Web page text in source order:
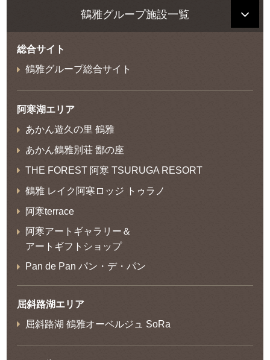
鶴雅グループ施設一覧
総合サイト
鶴雅グループ総合サイト
阿寒湖エリア
あかん遊久の里 鶴雅
あかん鶴雅別荘 鄙の座
THE FOREST 阿寒 TSURUGA RESORT
鶴雅 レイク阿寒ロッジ トゥラノ
阿寒terrace
阿寒アートギャラリー＆
アートギフトショップ
Pan de Pan パン・デ・パン
屈斜路湖エリア
屈斜路湖 鶴雅オーベルジュ SoRa